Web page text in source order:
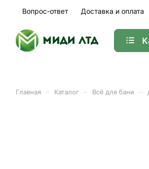
Вопрос-ответ Доставка и оплата
Главная Каталог Всё для бани
Заглушка для